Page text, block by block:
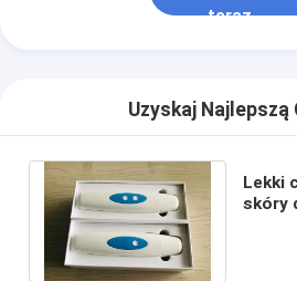
teraz
Uzyskaj Najlepszą
Lekki
skóry